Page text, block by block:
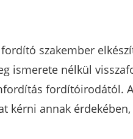
szakember
ismerete nélkül
fordítóirodától.
annak